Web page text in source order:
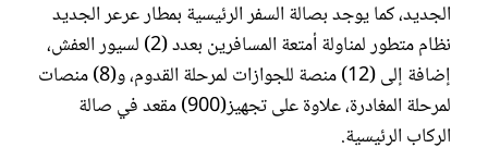
الجديد، كما يوجد بصالة السفر الرئيسية بمطار عرعر الجديد
نظام متطور لمناولة أمتعة المسافرين بعدد (2) لسيور العفش،
إضافة إلى (12) منصة للجوازات لمرحلة القدوم، و(8) منصات
لمرحلة المغادرة، علاوة على تجهيز(900) مقعد في صالة
الركاب الرئيسية.